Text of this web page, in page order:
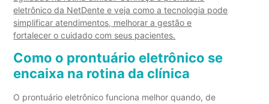
eletrônico da NetDente e veja como a tecnologia pode
simplificar atendimentos, melhorar a gestão e
fortalecer o cuidado com seus pacientes.
Como o prontuário eletrônico se
encaixa na rotina da clínica
O prontuário eletrônico funciona melhorquando, de